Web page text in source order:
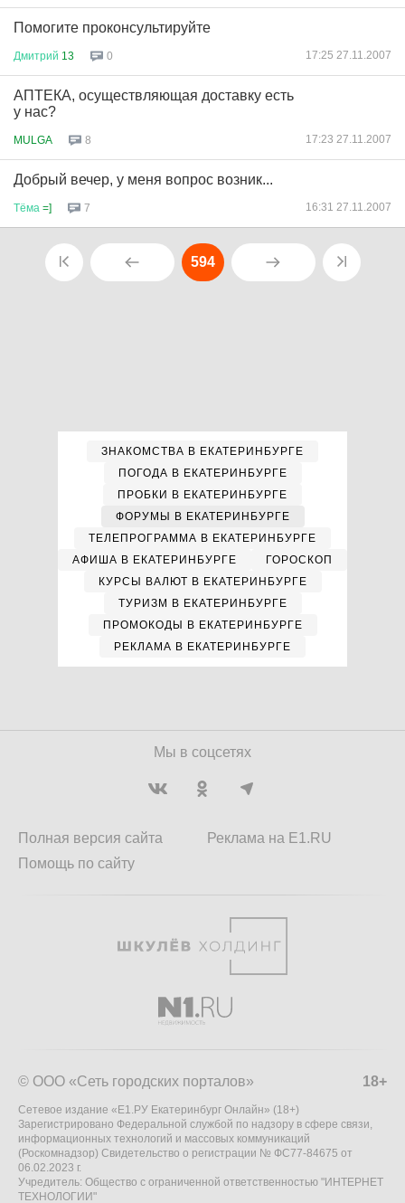
Помогите проконсультируйте
Дмитрий 13 0 17:25 27.11.2007
АПТЕКА, осуществляющая доставку есть
у нас?
MULGA 8 17:23 27.11.2007
Добрый вечер, у меня вопрос возник...
Тёма =] 7 16:31 27.11.2007
594
ЗНАКОМСТВА В ЕКАТЕРИНБУРГЕ
ПОГОДА В ЕКАТЕРИНБУРГЕ
ПРОБКИ В ЕКАТЕРИНБУРГЕ
ФОРУМЫ В ЕКАТЕРИНБУРГЕ
ТЕЛЕПРОГРАММА В ЕКАТЕРИНБУРГЕ
АФИША В ЕКАТЕРИНБУРГЕ
ГОРОСКОП
КУРСЫ ВАЛЮТ В ЕКАТЕРИНБУРГЕ
ТУРИЗМ В ЕКАТЕРИНБУРГЕ
ПРОМОКОДЫ В ЕКАТЕРИНБУРГЕ
РЕКЛАМА В ЕКАТЕРИНБУРГЕ
Мы в соцсетях
Полная версия сайта
Помощь по сайту
Реклама на E1.RU
18+
© ООО «Сеть городских порталов»
Сетевое издание «Е1.РУ Екатеринбург Онлайн» (18+)
Зарегистрировано Федеральной службой по надзору в сфере связи,
информационных технологий и массовых коммуникаций
(Роскомнадзор) Свидетельство о регистрации № ФС77-84675 от
06.02.2023 г.
Учредитель: Общество с ограниченной ответственностью "ИНТЕРНЕТ
ТЕХНОЛОГИИ"